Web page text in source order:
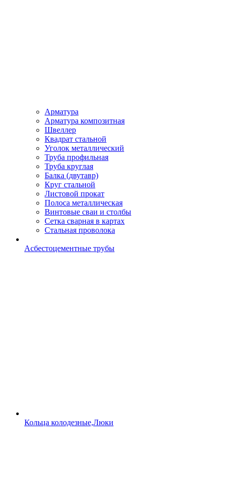
Арматура
Арматура композитная
Швеллер
Квадрат стальной
Уголок металлический
Труба профильная
Труба круглая
Балка (двутавр)
Круг стальной
Листовой прокат
Полоса металлическая
Винтовые сваи и столбы
Сетка сварная в картах
Стальная проволока
Асбестоцементные трубы
Кольца колодезные,Люки